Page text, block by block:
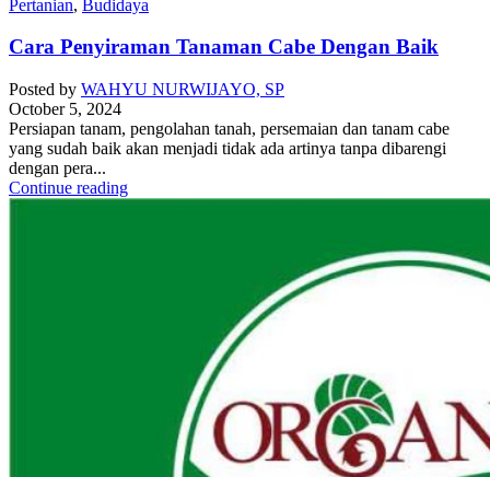
Pertanian, Budidaya
Cara Penyiraman Tanaman Cabe Dengan Baik
Posted by WAHYU NURWIJAYO, SP
October 5, 2024
Persiapan tanam, pengolahan tanah, persemaian dan tanam cabe
yang sudah baik akan menjadi tidak ada artinya tanpa dibarengi
dengan pera...
Continue reading